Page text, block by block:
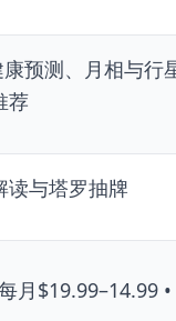
预测、月相与行
荐
读与塔罗抽牌
月$19.99–14.99